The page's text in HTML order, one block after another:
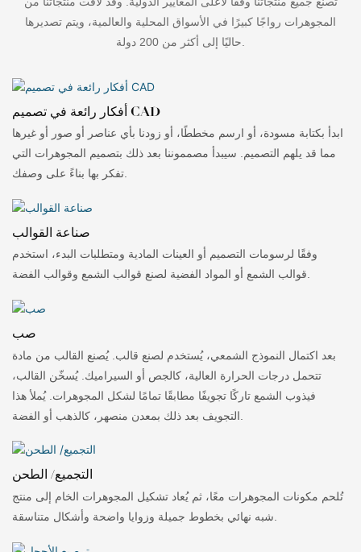
المجوهرات رواجًا كبيرًا في الأسواق المحلية والعالمية، ويتم تصديرها
حاليًا إلى أكثر من 200 دولة.
أفكار رائعة في تصميم CAD
ابدأ بكتابة مسودة، أو ارسم مخططًا، أو زودنا بأي عناصر أو صور أو غيرها
مما قد يلهم التصميم. سيبدأ مصمموننا بعد ذلك بتصميم المجوهرات التي
تفكر بها بناءً على وصفك.
صناعة القوالب
وفقًا لرسومات التصميم أو العينات المادية ومتطلبات البدء، استخدم
قوالب الشمع أو المواد الفضية لصنع قوالب الشمع وقوالب الفضة.
صب
بعد اكتمال النموذج الشمعي، يُستخدم لصنع قالب. يُصنع القالب من مادة
تتحمل درجات الحرارة العالية، كالجص أو السيراميك. يُسخّن القالب،
فيذوب الشمع تاركًا تجويفًا مطابقًا تمامًا لشكل المجوهرات. يُملأ هذا
التجميع/ الطحن
تُلحم مكونات المجوهرات معًا، ثم يُعاد تشكيل المجوهرات الخام إلى منتج